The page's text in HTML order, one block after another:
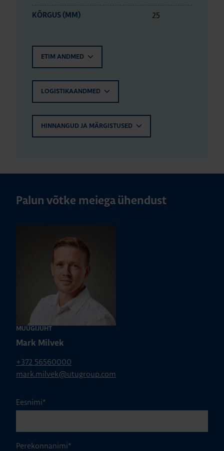
KÕRGUS (MM) 25
ETIM ANDMED
LOGISTIKAANDMED
HINNANGUD JA MÄRGISTUSED
Palun võtke meiega ühendust
MÜÜGIJUHT
Mark Milvek
+372 56560000
mark.milvek@utugroup.com
Eesnimi*
Perekonnanimi*